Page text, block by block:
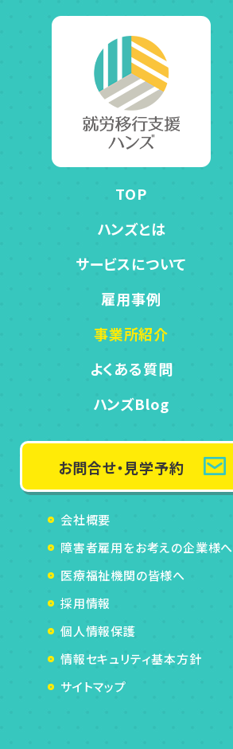
TOP
ハンズとは
サービスについて
雇用事例
事業所紹介
よくある質問
ハンズBlog
お問合せ・見学予約
会社概要
障害者雇用をお考えの企業様へ
医療福祉機関の皆様へ
採用情報
個人情報保護
情報セキュリティ基本方針
サイトマップ